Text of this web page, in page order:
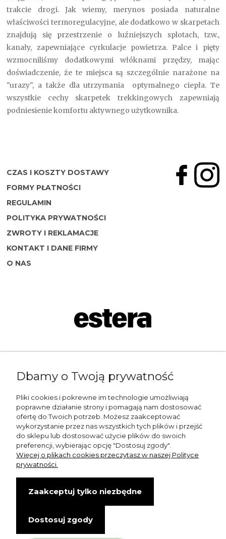
trakcie drogi. Jak wiemy, merynos posiada naturalne
właściwości termoregulacyjne, ale dodatkowo w skarpetach
znajdują się przestrzenie o luźniejszych splotach, tzw.,
kanały, zapewniające cyrkulacje powietrza. Palce i pięty
wzmocniliśmy dodatkowymi włóknami przędzy, mając
doświadczenie, że te miejsca są szczególnie narażone na
"urazy", a także dla utrzymania optymalnego ciepła. Te
wszystkie cechy skarpetek trekkingowych zapewniają
podniesienie komfortu aktywnego użytkownika.
CZAS I KOSZTY DOSTAWY
FORMY PŁATNOŚCI
REGULAMIN
POLITYKA PRYWATNOŚCI
ZWROTY I REKLAMACJE
KONTAKT I DANE FIRMY
O NAS
shop@esterashop.com
+48 785 709 330
ESTERA
Otolice 68
99-400 Łowicz
Wskazówki dojazdu
NIP: 8341003819
Copyright © Estera. Wszelkie prawa zastrzeżone.
Dbamy o Twoją prywatność
Pliki cookies i pokrewne im technologie umożliwiają
poprawne działanie strony i pomagają nam dostosować
ofertę do Twoich potrzeb. Możesz zaakceptować
wykorzystanie przez nas wszystkich tych plików i przejść
do sklepu lub dostosować użycie plików do swoich
preferencji, wybierając opcję "Dostosuj zgody".
Więcej o plikach cookies przeczytasz w naszej Polityce
prywatności.
Zaakceptuj tylko niezbędne
Dostosuj zgody